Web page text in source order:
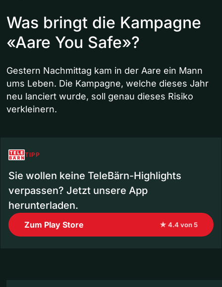
Was bringt die Kampagne
«Aare You Safe»?
Gestern Nachmittag kam in der Aare ein Mann
ums Leben. Die Kampagne, welche dieses Jahr
neu lanciert wurde, soll genau dieses Risiko
verkleinern.
TIPP
Sie wollen keine TeleBärn-Highlights
verpassen? Jetzt unsere App
herunterladen.
Zum Play Store ★ 4.4 von 5